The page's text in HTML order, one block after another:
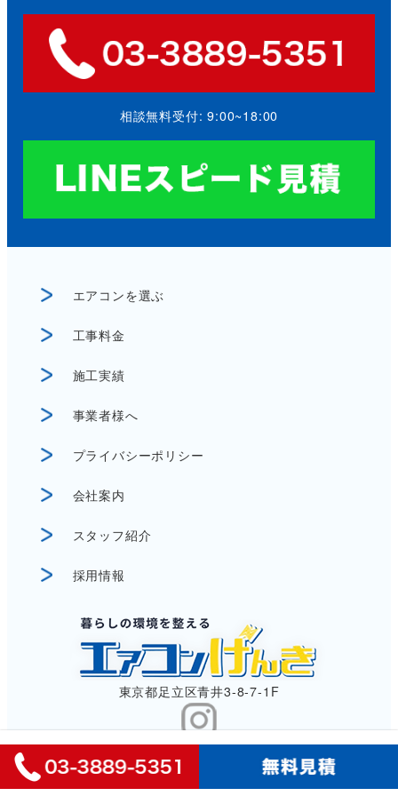
相談無料受付: 9:00~18:00
東京都足立区青井3-8-7-1F
エアコンを選ぶ
工事料金
施工実績
事業者様へ
プライバシーポリシー
会社案内
スタッフ紹介
採用情報